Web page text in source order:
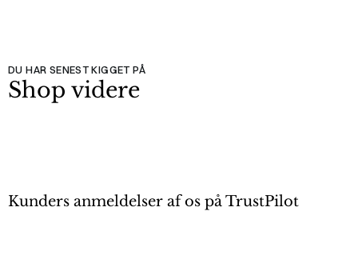
DU HAR SENEST KIGGET PÅ
Shop videre
Kunders anmeldelser af os på TrustPilot